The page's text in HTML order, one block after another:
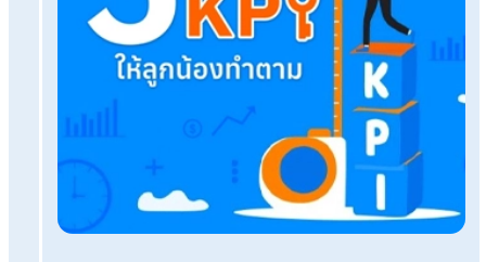
การคำนวณภาษีขั้นบันไดมีวิธีคิดยังไง? พร้อมตัวอย่
คำนวณ